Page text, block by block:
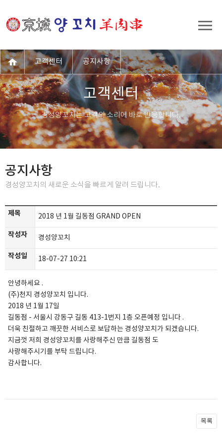
고객센터
경성양꼬치는 고객의 소리에 바로 반응합니다.
공지사항
경성양꼬치의 새로운 소식을 빠르게 알려 드립니다.
고객센터 공지사항
제목 2018 년 1월 길동점 GRAND OPEN
작성자 경성양꼬치
작성일 18-07-27 10:21
안녕하세요 .
(주)천지 경성양꼬치 입니다.
2018 년 1월 17일
길동점 - 서울시 강동구 길동 413-1번지 1층 오픈예정 입니다 .
더욱 친절하고 깨끗한 서비스로 보답하는 경성양꼬치가 되겠습니다.
지금껏 저희 경성양꼬치를 사랑해주신 만큼 길동점 도
사랑해주시기를 부탁 드립니다.
감사합니다.
목록